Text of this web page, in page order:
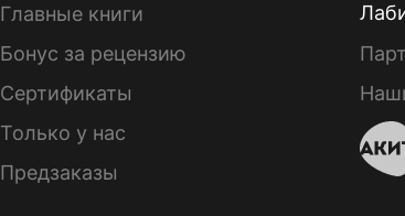
Главные книги
Бонус за рецензию
Сертификаты
Только у нас
Предзаказы